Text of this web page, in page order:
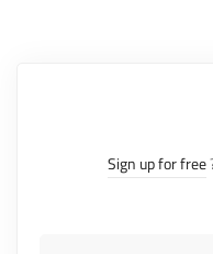
Sign up for free